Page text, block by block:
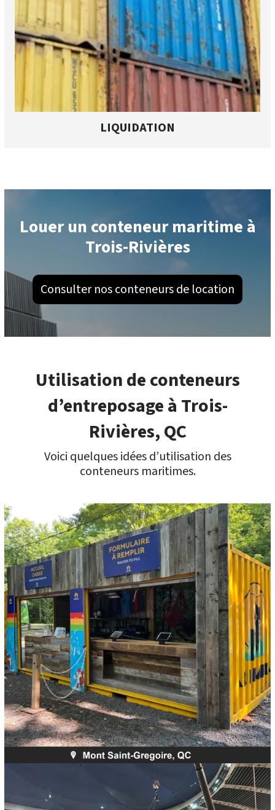
LIQUIDATION
Louer un conteneur maritime à
Trois-Rivières
Consulter nos conteneurs de location
Utilisation de conteneurs
d’entreposage à Trois-
Rivières, QC
Voici quelques idées d’utilisation des
conteneurs maritimes.